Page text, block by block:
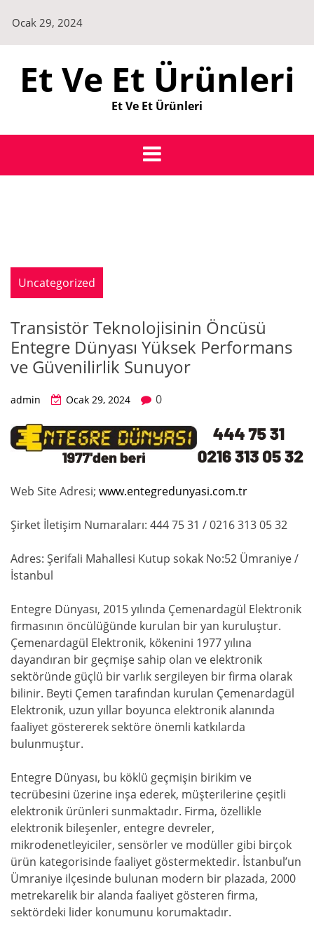
content
Ocak 29, 2024
Et Ve Et Ürünleri
Et Ve Et Ürünleri
Uncategorized
Transistör Teknolojisinin Öncüsü
Entegre Dünyası Yüksek Performans
ve Güvenilirlik Sunuyor
admin Ocak 29, 2024 0
Web Site Adresi; www.entegredunyasi.com.tr
Şirket İletişim Numaraları: 444 75 31 / 0216 313 05 32
Adres: Şerifali Mahallesi Kutup sokak No:52 Ümraniye /
İstanbul
Entegre Dünyası, 2015 yılında Çemenardagül Elektronik
firmasının öncülüğünde kurulan bir yan kuruluştur.
Çemenardagül Elektronik, kökenini 1977 yılına
dayandıran bir geçmişe sahip olan ve elektronik
sektöründe güçlü bir varlık sergileyen bir firma olarak
bilinir. Beyti Çemen tarafından kurulan Çemenardagül
Elektronik, uzun yıllar boyunca elektronik alanında
faaliyet göstererek sektöre önemli katkılarda
bulunmuştur.
Entegre Dünyası, bu köklü geçmişin birikim ve
tecrübesini üzerine inşa ederek, müşterilerine çeşitli
elektronik ürünleri sunmaktadır. Firma, özellikle
elektronik bileşenler, entegre devreler,
mikrodenetleyiciler, sensörler ve modüller gibi birçok
ürün kategorisinde faaliyet göstermektedir. İstanbul’un
Ümraniye ilçesinde bulunan modern bir plazada, 2000
metrekarelik bir alanda faaliyet gösteren firma,
sektördeki lider konumunu korumaktadır.